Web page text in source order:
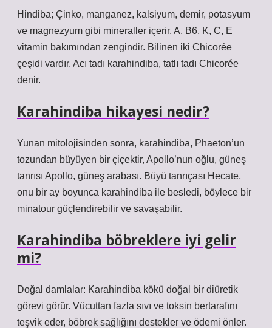
Hindiba; Çinko, manganez, kalsiyum, demir, potasyum
ve magnezyum gibi mineraller içerir. A, B6, K, C, E
vitamin bakımından zengindir. Bilinen iki Chicorée
çeşidi vardır. Acı tadı karahindiba, tatlı tadı Chicorée
denir.
Karahindiba hikayesi nedir?
Yunan mitolojisinden sonra, karahindiba, Phaeton’un
tozundan büyüyen bir çiçektir, Apollo’nun oğlu, güneş
tanrısı Apollo, güneş arabası. Büyü tanrıçası Hecate,
onu bir ay boyunca karahindiba ile besledi, böylece bir
minatour güçlendirebilir ve savaşabilir.
Karahindiba böbreklere iyi gelir
mi?
Doğal damlalar: Karahindiba kökü doğal bir diüretik
görevi görür. Vücuttan fazla sıvı ve toksin bertarafını
teşvik eder, böbrek sağlığını destekler ve ödemi önler.